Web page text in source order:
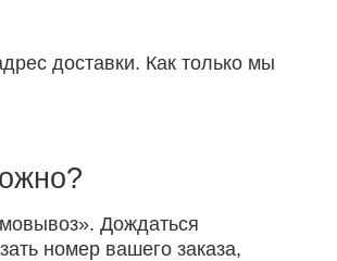
доставки. Как только мы
Дождаться
номер вашего заказа,